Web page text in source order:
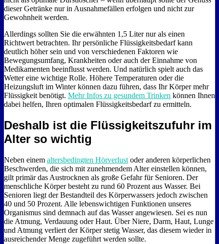
dieser Getränke nur in Ausnahmefällen erfolgen und nicht zur
Gewohnheit werden.
Allerdings sollten Sie die erwähnten 1,5 Liter nur als einen
Richtwert betrachten. Ihr persönliche Flüssigkeitsbedarf kann
deutlich höher sein und von verschiedenen Faktoren wie
Bewegungsumfang, Krankheiten oder auch der Einnahme von
Medikamenten beeinflusst werden. Und natürlich spielt auch das
Wetter eine wichtige Rolle. Höhere Temperaturen oder die
Heizungsluft im Winter können dazu führen, dass Ihr Körper mehr
Flüssigkeit benötigt. Mehr Infos zu gesundem Trinken können Ihnen
dabei helfen, Ihren optimalen Flüssigkeitsbedarf zu ermitteln.
Deshalb ist die Flüssigkeitszufuhr im
Alter so wichtig
Neben einem altersbedingten Hörverlust oder anderen körperlichen
Beschwerden, die sich mit zunehmendem Alter einstellen können,
gilt primär das Austrocknen als große Gefahr für Senioren. Der
menschliche Körper besteht zu rund 60 Prozent aus Wasser. Bei
Senioren liegt der Bestandteil des Körperwassers jedoch zwischen
40 und 50 Prozent. Alle lebenswichtigen Funktionen unseres
Organismus sind demnach auf das Wasser angewiesen. Sei es nun
die Atmung, Verdauung oder Haut. Über Niere, Darm, Haut, Lunge
und Atmung verliert der Körper stetig Wasser, das diesem wieder in
ausreichender Menge zugeführt werden sollte.